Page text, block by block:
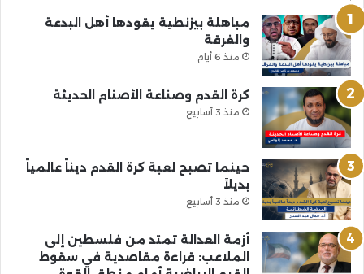
مباهلة بيزنطية يقودها أهل البدعة
والفرقة
منذ 6 أيام
كرة القدم وصناعة الأصنام الحديثة
منذ 3 أسابيع
حينما تصبح لعبة كرة القدم ديناً عالمياً
بديلاً
منذ 3 أسابيع
أزمة العدالة تمتد من فلسطين إلى
الملاعب: قراءة مقاصدية في سقوط